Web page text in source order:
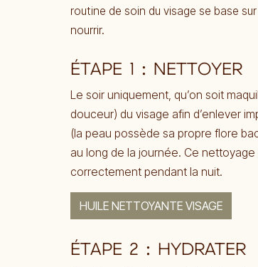
routine de soin du visage se base
nourrir.
ÉTAPE 1 : NETTOYER
Le soir uniquement, qu’on soit
douceur) du visage afin d’enlever
(la peau possède sa propre flore
au long de la journée. Ce
correctement pendant la nuit.
HUILE NETTOYANTE VISAGE
ÉTAPE 2 : HYDRATER